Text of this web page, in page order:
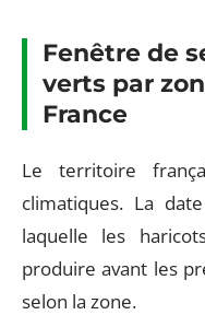
Fenêtre de
verts par
France
Le territoire
climatiques. La
laquelle les
produire avant les
selon la zone.